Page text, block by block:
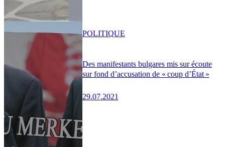
Des manifestants bulgares mis sur écoute
sur fond d’accusation de « coup d’État »
29.07.2021
POLITIQUE